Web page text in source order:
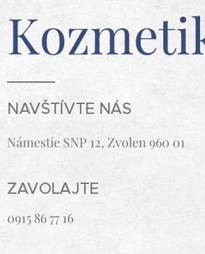
NAVŠTÍVTE NÁS
Námestie SNP 12, Zvolen 960 01
ZAVOLAJTE
0915 86 77 16